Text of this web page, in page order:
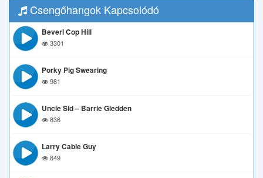
Csengőhangok Kapcsolódó
Beverl Cop Hill
3301
Porky Pig Swearing
981
Uncle Sid – Barrie Gledden
836
Larry Cable Guy
849